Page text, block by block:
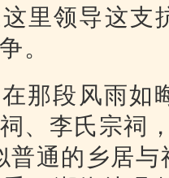
里领导这支
。
那段风雨如
、李氏宗祠
普通的乡居